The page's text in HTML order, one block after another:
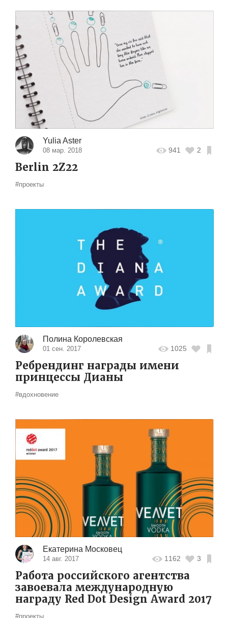
Yulia Aster
08 мар. 2018 941 2
Berlin 2Z22
#проекты
Полина Королевская
01 сен. 2017 1025
Ребрендинг награды имени
принцессы Дианы
#вдохновение
Екатерина Московец
14 авг. 2017 1162 3
Работа российского агентства
завоевала международную
награду Red Dot Design Award 2017
#проекты